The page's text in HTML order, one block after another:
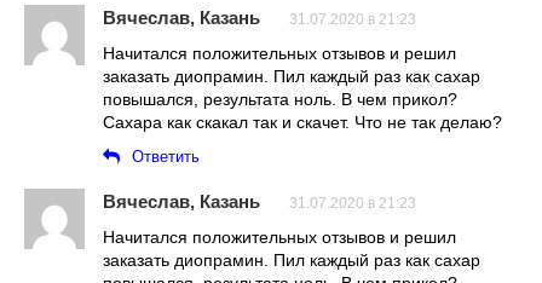
Вячеслав, Казань 31.07.2020 в 21:23
Начитался положительных отзывов и решил
заказать диопрамин. Пил каждый раз как сахар
повышался, результата ноль. В чем прикол?
Сахара как скакал так и скачет. Что не так делаю?
Ответить
Вячеслав, Казань 31.07.2020 в 21:23
Начитался положительных отзывов и решил
заказать диопрамин. Пил каждый раз как сахар